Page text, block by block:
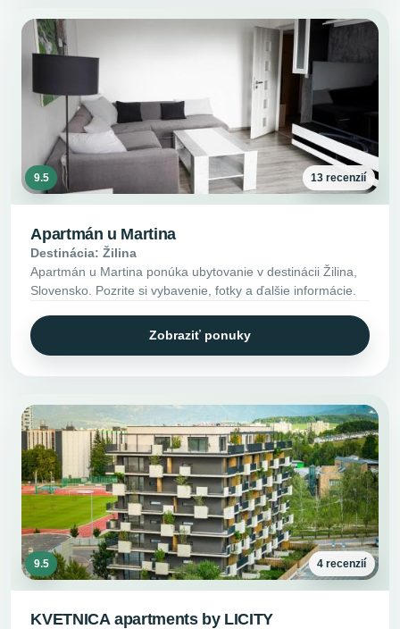
9.5 13 recenzií
Apartmán u Martina
Destinácia: Žilina
Apartmán u Martina ponúka ubytovanie v destinácii Žilina,
Slovensko. Pozrite si vybavenie, fotky a ďalšie informácie.
Zobraziť ponuky
9.5 4 recenzií
KVETNICA apartments by LICITY